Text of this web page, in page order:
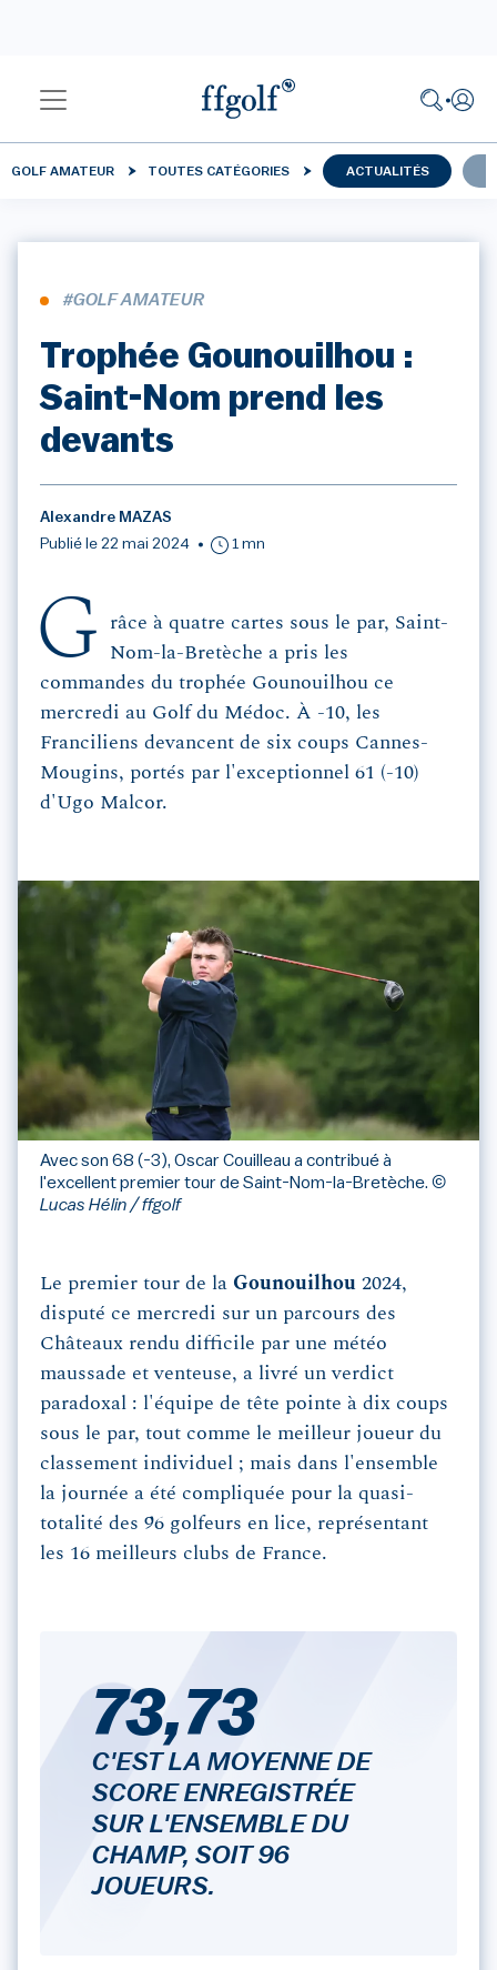
GOLF AMATEUR TOUTES CATÉGORIES ACTUALITÉS
#GOLF AMATEUR
Trophée Gounouilhou :
Saint-Nom prend les
devants
Alexandre MAZAS
Publié le 22 mai 2024
1 mn
G
râce à quatre cartes sous le par, Saint-
Nom-la-Bretèche a pris les
commandes du trophée Gounouilhou ce
mercredi au Golf du Médoc. À -10, les
Franciliens devancent de six coups Cannes-
Mougins, portés par l'exceptionnel 61 (-10)
d'Ugo Malcor.
Avec son 68 (-3), Oscar Couilleau a contribué à
l'excellent premier tour de Saint-Nom-la-Bretèche. ©
Lucas Hélin / ffgolf
Le premier tour de la Gounouilhou 2024,
disputé ce mercredi sur un parcours des
Châteaux rendu difficile par une météo
maussade et venteuse, a livré un verdict
paradoxal : l'équipe de tête pointe à dix coups
sous le par, tout comme le meilleur joueur du
classement individuel ; mais dans l'ensemble
la journée a été compliquée pour la quasi-
totalité des 96 golfeurs en lice, représentant
les 16 meilleurs clubs de France.
73,73
C'EST LA MOYENNE DE
SCORE ENREGISTRÉE
SUR L'ENSEMBLE DU
CHAMP, SOIT 96
JOUEURS.